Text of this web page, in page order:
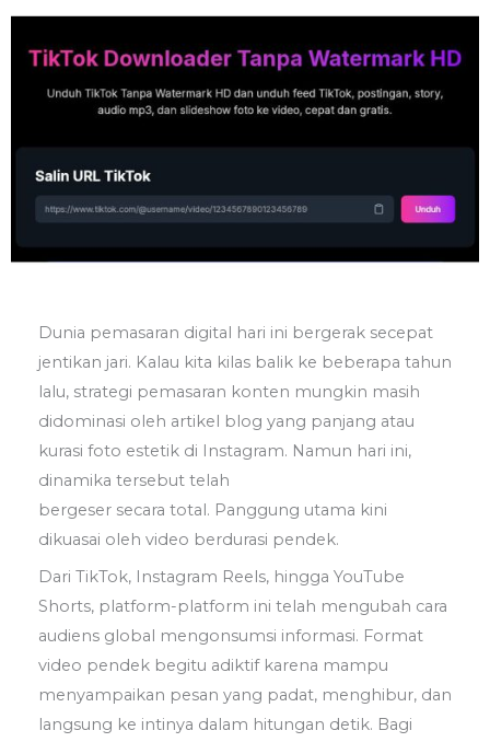
Dunia pemasaran digital hari ini bergerak secepat
jentikan jari. Kalau kita kilas balik ke beberapa tahun
lalu, strategi pemasaran konten mungkin masih
didominasi oleh artikel blog yang panjang atau
kurasi foto estetik di Instagram. Namun hari ini,
dinamika tersebut telah
bergeser secara total. Panggung utama kini
dikuasai oleh video berdurasi pendek.
Dari TikTok, Instagram Reels, hingga YouTube
Shorts, platform-platform ini telah mengubah cara
audiens global mengonsumsi informasi. Format
video pendek begitu adiktif karena mampu
menyampaikan pesan yang padat, menghibur, dan
langsung ke intinya dalam hitungan detik. Bagi